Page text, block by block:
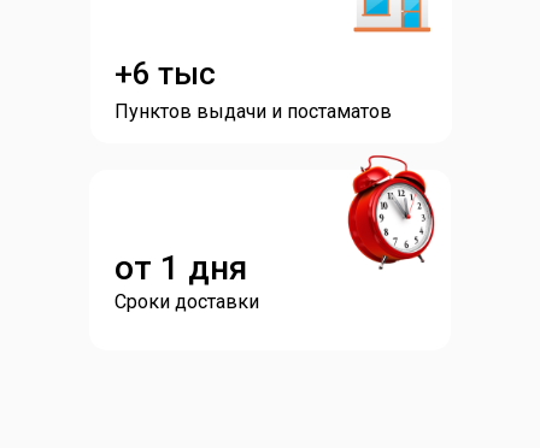
+6 тыс
Пунктов выдачи и постаматов
Сроки доставки
от 1 дня